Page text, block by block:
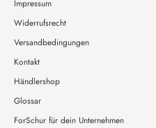
Impressum
Widerrufsrecht
Versandbedingungen
Kontakt
Händlershop
Glossar
ForSchur für dein Unternehmen